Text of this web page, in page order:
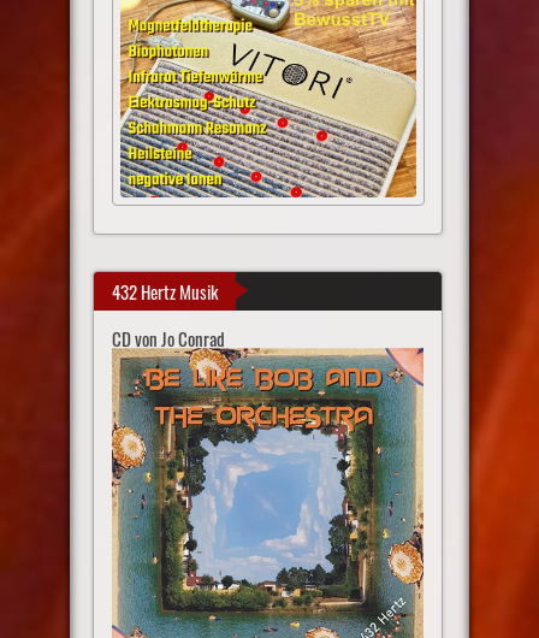
432 Hertz Musik
CD von Jo Conrad